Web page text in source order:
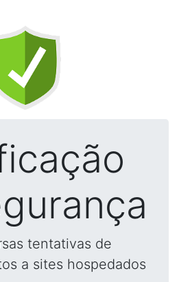
tentativas de
a sites hospedados